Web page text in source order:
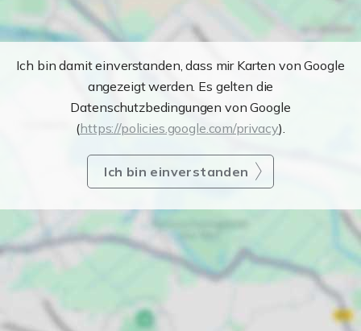
Ich bin damit einverstanden, dass mir Karten von Google
angezeigt werden. Es gelten die
Datenschutzbedingungen von Google
(https://policies.google.com/privacy).
Ich bin einverstanden